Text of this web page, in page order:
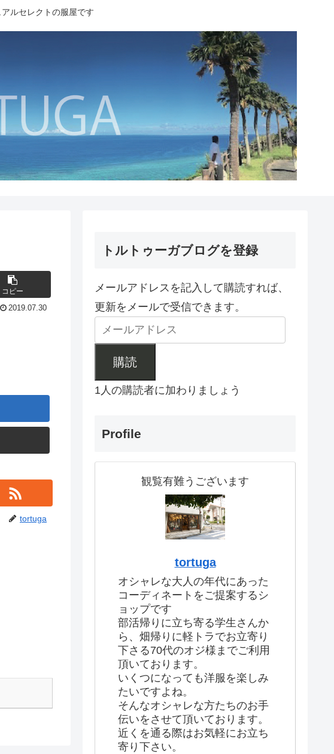
ルセレクトの服屋です
コピー
2019.07.30
tortuga
トルトゥーガブログを登録
メールアドレスを記入して購読すれば、
更新をメールで受信できます。
購読
1人の購読者に加わりましょう
Profile
観覧有難うございます
tortuga
オシャレな大人の年代にあった
コーディネートをご提案するシ
ョップです
部活帰りに立ち寄る学生さんか
ら、畑帰りに軽トラでお立寄り
下さる70代のオジ様までご利用
頂いております。
いくつになっても洋服を楽しみ
たいですよね。
そんなオシャレな方たちのお手
伝いをさせて頂いております。
近くを通る際はお気軽にお立ち
寄り下さい。